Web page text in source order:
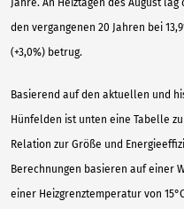
den vergangenen 20 Jahren bei
(+3,0%) betrug.
Basierend auf den aktuellen und
Hünfelden ist unten eine Tabelle
Relation zur Größe und
Berechnungen basieren auf einer
einer Heizgrenztemperatur von